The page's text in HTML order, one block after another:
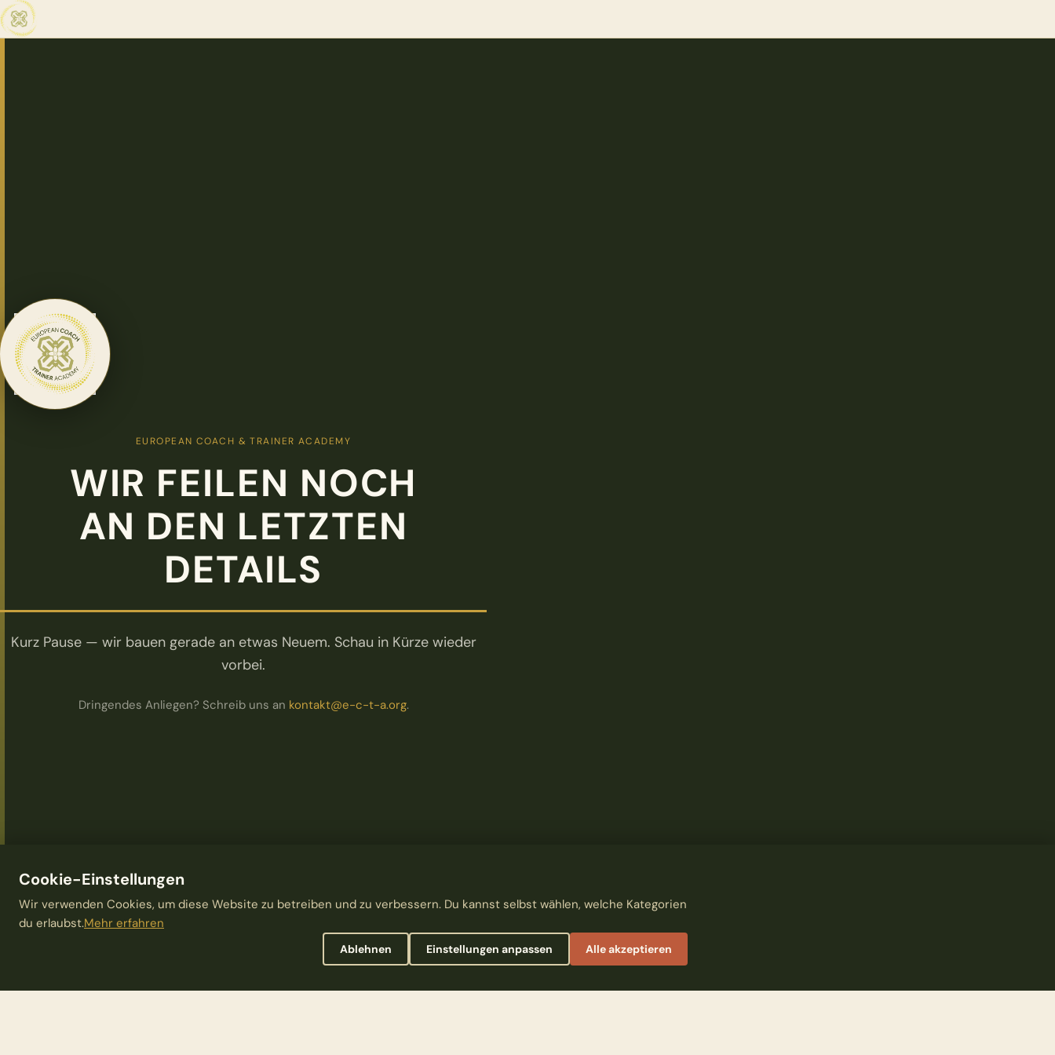
EUROPEAN COACH & TRAINER ACADEMY
WIR FEILEN NOCH
AN DEN LETZTEN
DETAILS
Kurz Pause — wir bauen gerade an etwas Neuem. Schau in Kürze wieder
vorbei.
Dringendes Anliegen? Schreib uns an kontakt@e-c-t-a.org.
Cookie-Einstellungen
Wir verwenden Cookies, um diese Website zu betreiben und zu verbessern. Du kannst selbst wählen, welche Kategorien
du erlaubst.Mehr erfahren
Ablehnen Einstellungen anpassen Alle akzeptieren